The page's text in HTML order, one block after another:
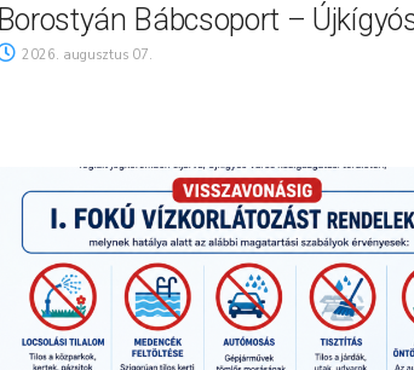
Borostyán Bábcsoport –
2026. augusztus 07.